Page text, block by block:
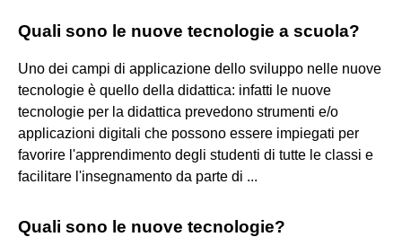
Quali sono le nuove tecnologie a scuola?
Uno dei campi di applicazione dello sviluppo nelle nuove
tecnologie è quello della didattica: infatti le nuove
tecnologie per la didattica prevedono strumenti e/o
applicazioni digitali che possono essere impiegati per
favorire l'apprendimento degli studenti di tutte le classi e
facilitare l'insegnamento da parte di ...
Quali sono le nuove tecnologie?